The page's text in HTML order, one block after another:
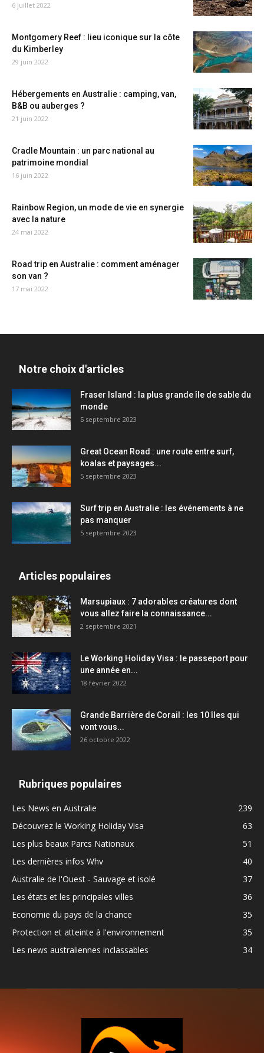
6 juillet 2022
Montgomery Reef : lieu iconique sur la côte
du Kimberley
29 juin 2022
Hébergements en Australie : camping, van,
B&B ou auberges ?
21 juin 2022
Cradle Mountain : un parc national au
patrimoine mondial
16 juin 2022
Rainbow Region, un mode de vie en synergie
avec la nature
24 mai 2022
Road trip en Australie : comment aménager
son van ?
17 mai 2022
Notre choix d'articles
Fraser Island : la plus grande île de sable du
monde
5 septembre 2023
Great Ocean Road : une route entre surf,
koalas et paysages...
5 septembre 2023
Surf trip en Australie : les événements à ne
pas manquer
5 septembre 2023
Articles populaires
Marsupiaux : 7 adorables créatures dont
vous allez faire la connaissance...
2 septembre 2021
Le Working Holiday Visa : le passeport pour
une année en...
18 février 2022
Grande Barrière de Corail : les 10 îles qui
vont vous...
26 octobre 2022
Rubriques populaires
Les News en Australie
239
Découvrez le Working Holiday Visa
63
Les plus beaux Parcs Nationaux
51
Les dernières infos Whv
40
Australie de l'Ouest - Sauvage et isolé
37
Les états et les principales villes
36
Economie du pays de la chance
35
Protection et atteinte à l'environnement
35
Les news australiennes inclassables
34